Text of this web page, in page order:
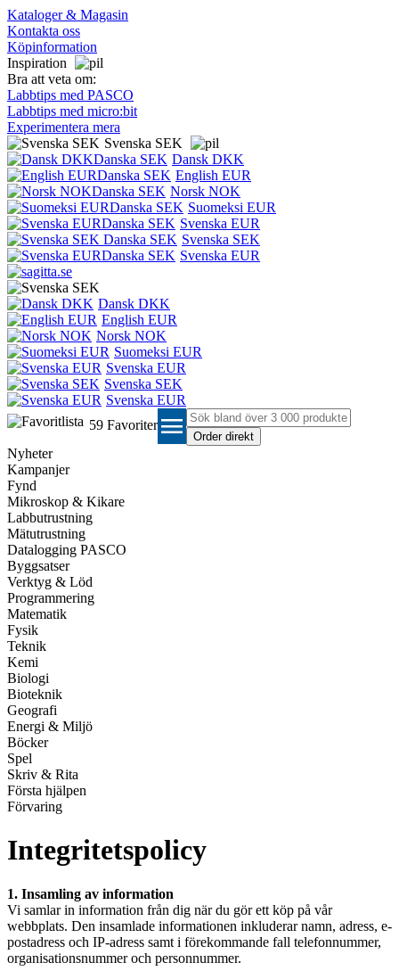
Kataloger & Magasin
Kontakta oss
Köpinformation
Inspiration
Bra att veta om:
Labbtips med PASCO
Labbtips med micro:bit
Experimentera mera
Svenska SEK
Dansk DKK
English EUR
Norsk NOK
Suomeksi EUR
Svenska EUR
Svenska SEK
Svenska EUR
Dansk DKK
English EUR
Norsk NOK
Suomeksi EUR
Svenska EUR
Svenska SEK
Svenska EUR
59 Favoriter menu
Nyheter
Kampanjer
Fynd
Mikroskop & Kikare
Labbutrustning
Mätutrustning
Datalogging PASCO
Byggsatser
Verktyg & Löd
Programmering
Matematik
Fysik
Teknik
Kemi
Biologi
Bioteknik
Geografi
Energi & Miljö
Böcker
Spel
Skriv & Rita
Första hjälpen
Förvaring
Integritetspolicy
1. Insamling av information
Vi samlar in information från dig när du gör ett köp på vår
webbplats. Den insamlade informationen inkluderar namn, adress, e-
postadress och IP-adress samt i förekommande fall telefonnummer,
organisationsnummer och personnummer.